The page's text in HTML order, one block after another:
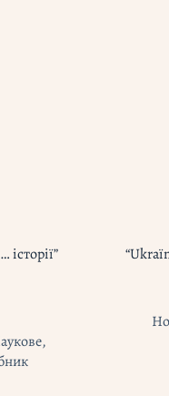
історії”
,